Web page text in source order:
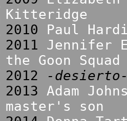
Kitteridge
2010 Paul
2011 Jennifer
the Goon Squad
2012
-
2013 Adam
master's son